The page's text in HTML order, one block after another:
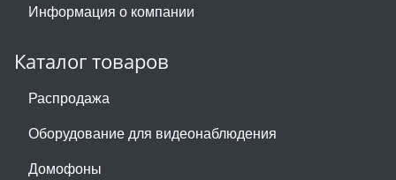
Информация о компании
Каталог товаров
Распродажа
Оборудование для видеонаблюдения
Домофоны